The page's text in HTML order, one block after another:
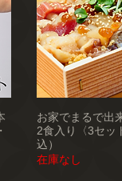
お家でまるで出
2食入り〈3セッ
込）
在庫なし